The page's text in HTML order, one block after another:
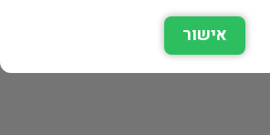
מחשבים ואינטרנט
אישור